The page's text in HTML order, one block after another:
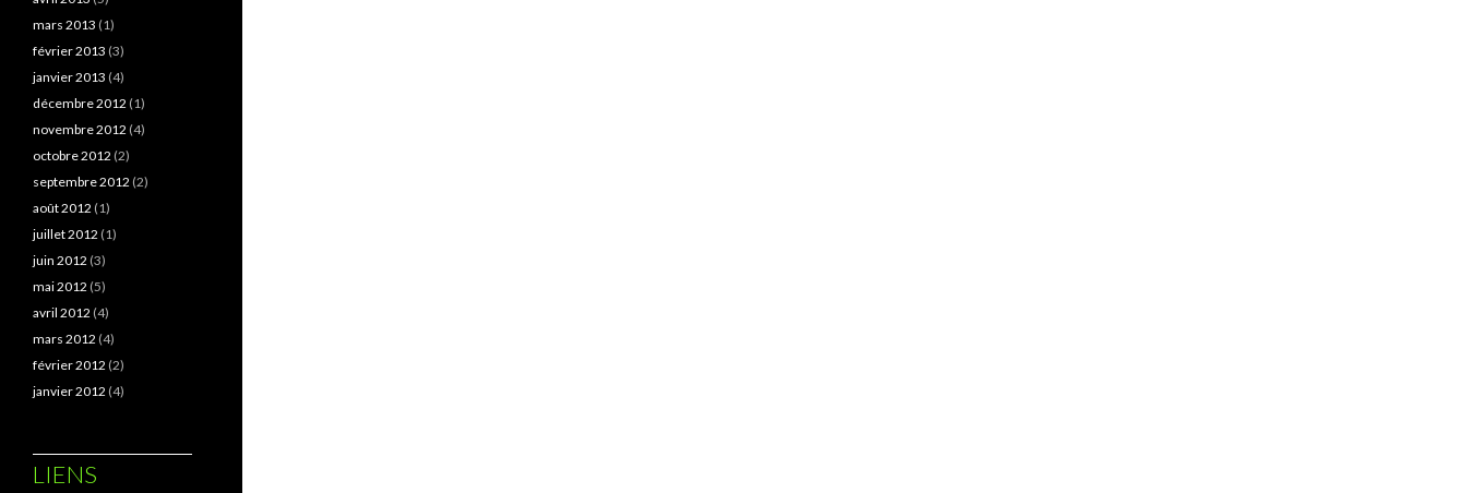
mars 2013 (1)
février 2013 (3)
janvier 2013 (4)
décembre 2012 (1)
novembre 2012 (4)
octobre 2012 (2)
septembre 2012 (2)
août 2012 (1)
juillet 2012 (1)
juin 2012 (3)
mai 2012 (5)
avril 2012 (4)
mars 2012 (4)
février 2012 (2)
janvier 2012 (4)
LIENS